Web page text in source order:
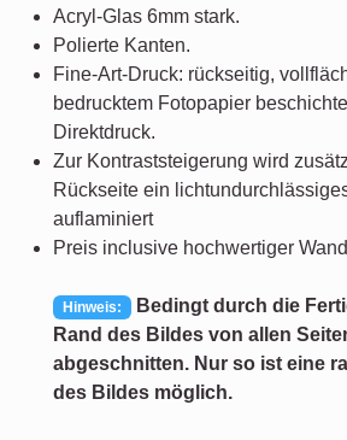
Acryl-Glas 6mm stark.
Polierte Kanten.
Fine-Art-Druck: rückseitig,
bedrucktem Fotopapier
Direktdruck.
Zur Kontraststeigerung wird
Rückseite ein
auflaminiert
Preis inclusive hochwertiger
Hinweis:
Bedingt durch die
Rand des Bildes von allen
abgeschnitten. Nur so ist eine
des Bildes möglich.